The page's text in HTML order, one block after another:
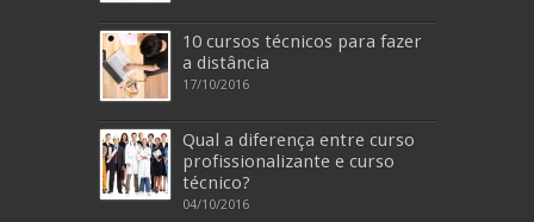
10 cursos técnicos para fazer
a distância
17/10/2016
Qual a diferença entre curso
profissionalizante e curso
técnico?
04/10/2016